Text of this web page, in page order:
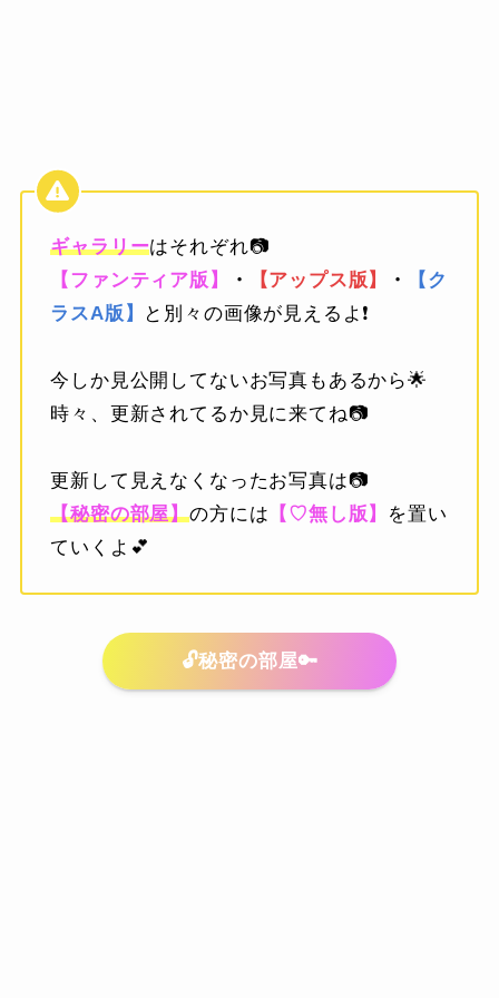
ギャラリーはそれぞれ📷
【ファンティア版】
・ 【アップス版】 ・
【ク
ラスA版】
と別々の画像が見えるよ❗️
今しか見公開してないお写真もあるから🌟
時々、更新されてるか見に来てね📷
更新して見えなくなったお写真は📷
【秘密の部屋】の方には 【♡無し版】 を置い
ていくよ💕
🔓秘密の部屋🔑